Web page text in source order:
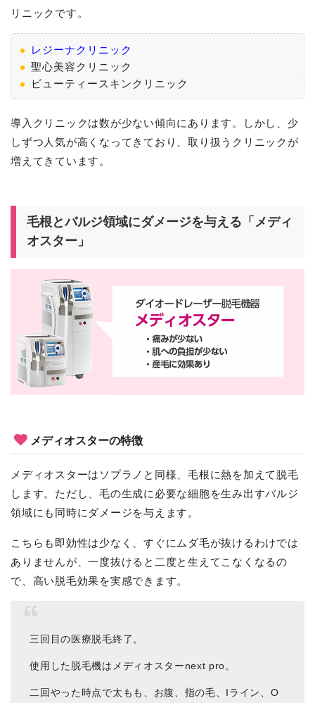
リニックです。
レジーナクリニック
聖心美容クリニック
ビューティースキンクリニック
導入クリニックは数が少ない傾向にあります。しかし、少
しずつ人気が高くなってきており、取り扱うクリニックが
増えてきています。
毛根とバルジ領域にダメージを与える「メディ
オスター」
メディオスターの特徴
メディオスターはソプラノと同様、毛根に熱を加えて脱毛
します。ただし、毛の生成に必要な細胞を生み出すバルジ
領域にも同時にダメージを与えます。
こちらも即効性は少なく、すぐにムダ毛が抜けるわけでは
ありませんが、一度抜けると二度と生えてこなくなるの
で、高い脱毛効果を実感できます。
三回目の医療脱毛終了。
使用した脱毛機はメディオスターnext pro。
二回やった時点で太もも、お腹、指の毛、Iライン、O